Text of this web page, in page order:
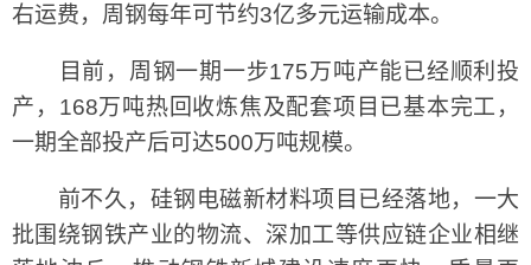
右运费，周钢每年可节约3亿多元运输成本。
目前，周钢一期一步175万吨产能已经顺利投
产，168万吨热回收炼焦及配套项目已基本完工，
一期全部投产后可达500万吨规模。
前不久，硅钢电磁新材料项目已经落地，一大
批围绕钢铁产业的物流、深加工等供应链企业相继